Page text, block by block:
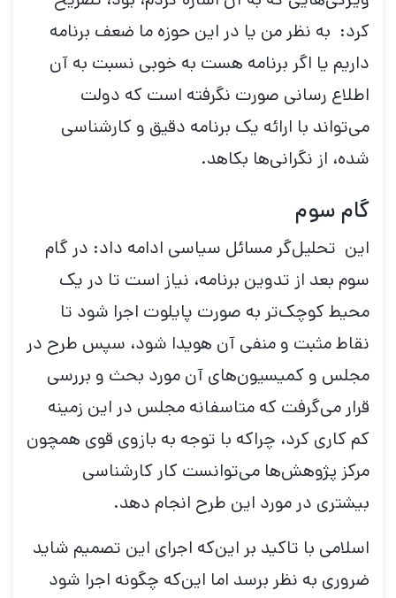
کرد: به نظر من یا در این حوزه ما ضعف برنامه
داریم یا اگر برنامه هست به خوبی نسبت به آن
اطلاع رسانی صورت نگرفته است که دولت
می‌تواند با ارائه یک برنامه دقیق و کارشناسی
شده، از نگرانی‌ها بکاهد.
گام سوم
این تحلیل‌گر مسائل سیاسی ادامه داد: در گام
سوم بعد از تدوین برنامه، نیاز است تا در یک
محیط کوچک‌تر به صورت پایلوت اجرا شود تا
نقاط مثبت و منفی آن هویدا شود، سپس طرح در
مجلس و کمیسیون‌های آن مورد بحث و بررسی
قرار می‌گرفت که متاسفانه مجلس در این زمینه
کم کاری کرد، چراکه با توجه به بازوی قوی همچون
مرکز پژوهش‌ها می‌توانست کار کارشناسی
بیشتری در مورد این طرح انجام دهد.
اسلامی با تاکید بر این‌که اجرای این تصمیم شاید
ضروری به نظر برسد اما این‌که چگونه اجرا شود